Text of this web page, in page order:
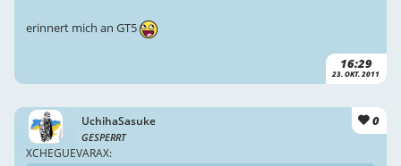
16:29
23. OKT. 2011
erinnert mich an GT5
UchihaSasuke
GESPERRT
0
XCHEGUEVARAX: